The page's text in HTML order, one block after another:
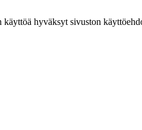
käyttöä hyväksyt sivuston